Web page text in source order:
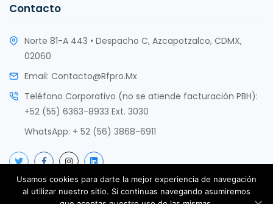
Contacto
Norte 81-A 443 • Despacho C, Azcapotzalco, CDMX,
02060
Email: Contacto@rfpro.mx
Teléfono Corporativo (no se atiende facturación PBH):
+52 (55) 6363-8933 Ext. 3030
WhatsApp: + 52 (56) 3868-6911
Usamos cookies para darte la mejor experiencia de navegación
al utilizar nuestro sitio. Si continuas navegando asumiremos